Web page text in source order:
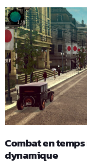
Combat en
dynamique